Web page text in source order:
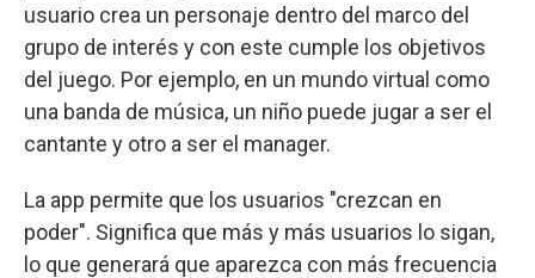
usuario crea un personaje dentro del marco del
grupo de interés y con este cumple los objetivos
del juego. Por ejemplo, en un mundo virtual como
una banda de música, un niño puede jugar a ser el
cantante y otro a ser el manager.
La app permite que los usuarios "crezcan en
poder". Significa que más y más usuarios lo sigan,
lo que generará que aparezca con más frecuencia